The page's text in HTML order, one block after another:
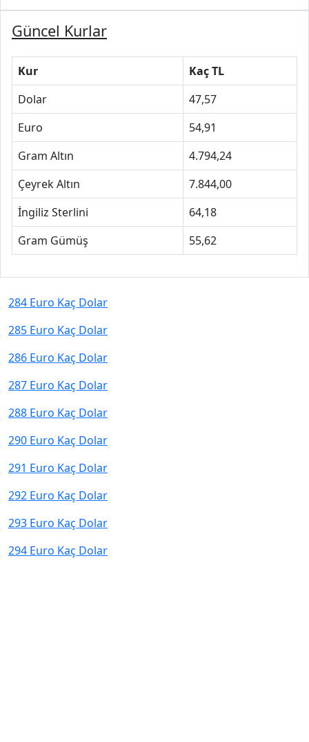
Güncel Kurlar
Kur
Kaç TL
Dolar
47,57
Euro
54,91
Gram Altın
4.794,24
Çeyrek Altın
7.844,00
İngiliz Sterlini
64,18
Gram Gümüş
55,62
284 Euro Kaç Dolar
285 Euro Kaç Dolar
286 Euro Kaç Dolar
287 Euro Kaç Dolar
288 Euro Kaç Dolar
290 Euro Kaç Dolar
291 Euro Kaç Dolar
292 Euro Kaç Dolar
293 Euro Kaç Dolar
294 Euro Kaç Dolar